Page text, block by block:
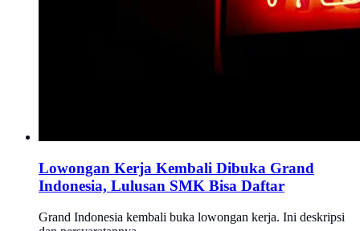
Lowongan Kerja Kembali Dibuka Grand
Indonesia, Lulusan SMK Bisa Daftar
Grand Indonesia kembali buka lowongan kerja. Ini deskripsi